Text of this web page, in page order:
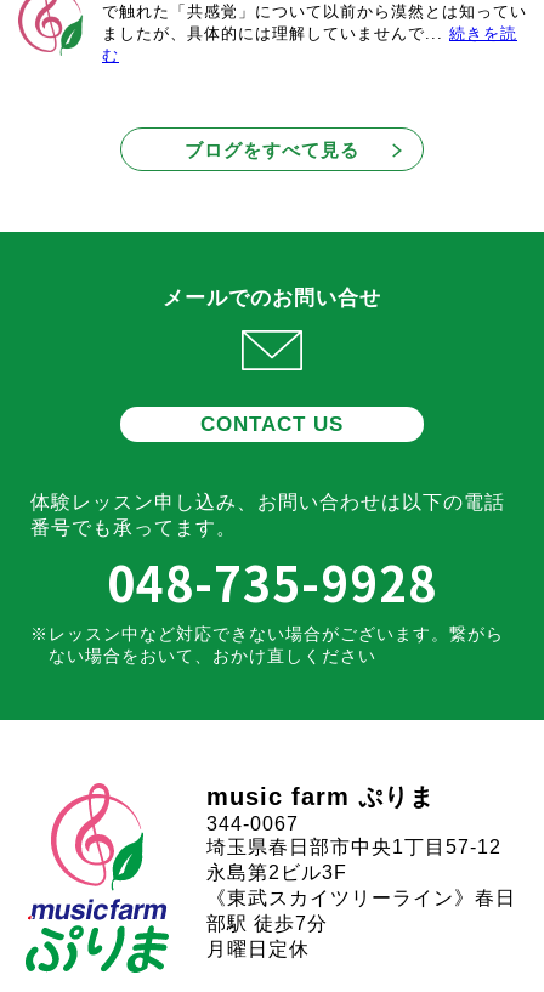
で触れた「共感覚」について以前から漠然とは知ってい
ましたが、具体的には理解していませんで... 続きを読
む
ブログをすべて見る
メールでのお問い合せ
CONTACT US
体験レッスン申し込み、お問い合わせは 以下の電話
番号でも承ってます。
048-735-9928
レッスン中など対応できない場合がございます。 繋がら
ない場合をおいて、おかけ直しください
music farm ぷりま
344-0067
埼玉県春日部市中央1丁目57-12
永島第2ビル3F
《東武スカイツリーライン》春日
部駅 徒歩7分
月曜日定休